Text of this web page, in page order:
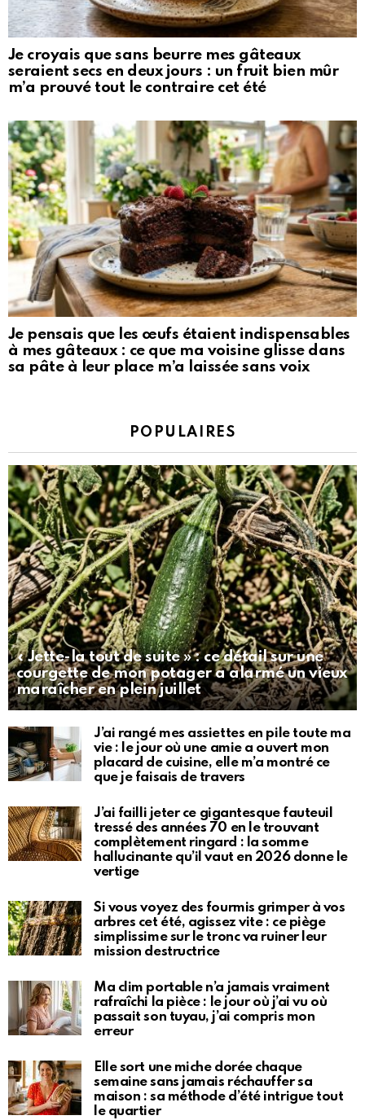
Je croyais que sans beurre mes gâteaux
seraient secs en deux jours : un fruit bien mûr
m’a prouvé tout le contraire cet été
Je pensais que les œufs étaient indispensables
à mes gâteaux : ce que ma voisine glisse dans
sa pâte à leur place m’a laissée sans voix
POPULAIRES
« Jette-la tout de suite » : ce détail sur une
courgette de mon potager a alarmé un vieux
maraîcher en plein juillet
J’ai rangé mes assiettes en pile toute ma
vie : le jour où une amie a ouvert mon
placard de cuisine, elle m’a montré ce
que je faisais de travers
J’ai failli jeter ce gigantesque fauteuil
tressé des années 70 en le trouvant
complètement ringard : la somme
hallucinante qu’il vaut en 2026 donne le
vertige
Si vous voyez des fourmis grimper à vos
arbres cet été, agissez vite : ce piège
simplissime sur le tronc va ruiner leur
mission destructrice
Ma clim portable n’a jamais vraiment
rafraîchi la pièce : le jour où j’ai vu où
passait son tuyau, j’ai compris mon
erreur
Elle sort une miche dorée chaque
semaine sans jamais réchauffer sa
maison : sa méthode d’été intrigue tout
le quartier